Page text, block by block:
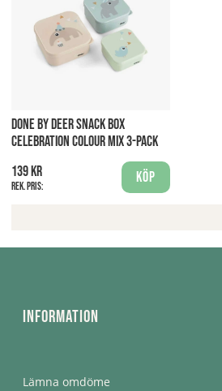
DONE BY DEER SNACK BOX
CELEBRATION COLOUR MIX 3-PACK
139 kr
Rek. pris:
Köp
Information
Lämna omdöme